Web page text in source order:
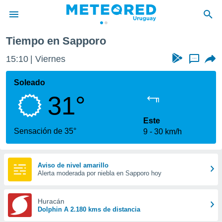
de
ha
calidad.
a este
las
y
forma
digital
basada
Tiempo en Sapporo
15:10 Viernes ...
Soleado
31°
Sensación de 35°
Este
9
30 km/h
Aviso de nivel amarillo
Alerta moderada por niebla en Sapporo hoy
Huracán
Dolphin A 2.180 kms de distancia